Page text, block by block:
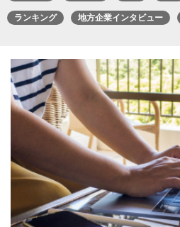
ランキング 地方企業インタビュー